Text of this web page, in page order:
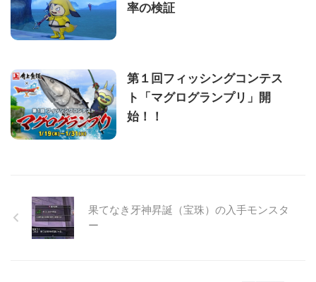
率の検証
第１回フィッシングコンテス
ト「マグログランプリ」開
始！！
果てなき牙神昇誕（宝珠）の入手モンスタ
ー